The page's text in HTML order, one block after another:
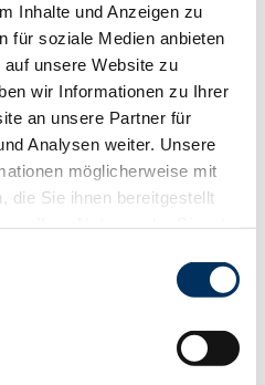
Inhalte und Anzeigen zu
für soziale Medien anbieten
unsere Website zu
wir Informationen zu Ihrer
an unsere Partner für
Analysen weiter. Unsere
möglicherweise mit
die Sie ihnen bereitgestellt
weiterhin nutzen.
104
109
91